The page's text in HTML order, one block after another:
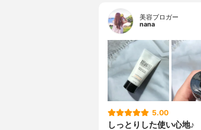
美容ブロガー
nana
5.00
しっとりした使い心地♪